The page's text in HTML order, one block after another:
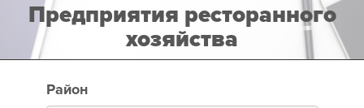
Предприятия ресторанного
хозяйства
Район